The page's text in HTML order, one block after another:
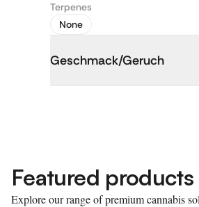
Terpenes
None
Geschmack/Geruch
Featured products
Explore our range of premium cannabis